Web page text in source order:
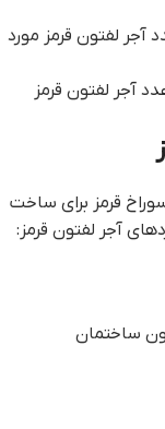
تیغه 10 سانتی در هر متر مربع 80 عدد آجر لفتون قرمز مورد
چیدن تیغه 20 سانتی در هر متر مربع 150 عدد آجر لفتون قرمز
آجر لفتون قرمز اصلی ترین کاربرد آجر 10 سوراخ قرمز برای ساخت
آجر لفتون قرمز:
ساختمان